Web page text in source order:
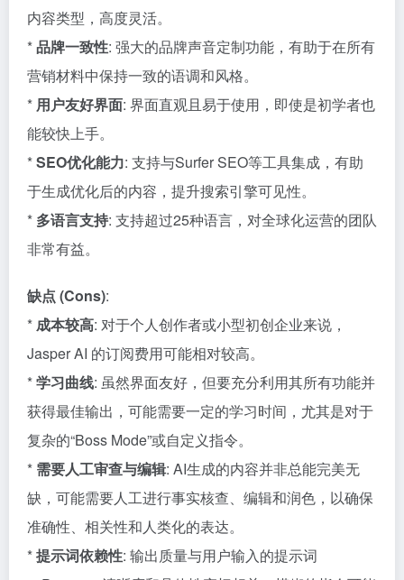
内容类型，高度灵活。
*品牌一致性: 强大的品牌声音定制功能，有助于在所有
营销材料中保持一致的语调和风格。
* 用户友好界面: 界面直观且易于使用，即使是初学者也
能较快上手。
*SEO优化能力: 支持与Surfer SEO等工具集成，有助
于生成优化后的内容，提升搜索引擎可见性。
* 多语言支持: 支持超过25种语言，对全球化运营的团队
非常有益。
缺点 (Cons):
* 成本较高: 对于个人创作者或小型初创企业来说，
Jasper AI 的订阅费用可能相对较高。
*学习曲线: 虽然界面友好，但要充分利用其所有功能并
获得最佳输出，可能需要一定的学习时间，尤其是对于
复杂的“Boss Mode”或自定义指令。
* 需要人工审查与编辑: AI生成的内容并非总能完美无
缺，可能需要人工进行事实核查、编辑和润色，以确保
准确性、相关性和人类化的表达。
*提示词依赖性: 输出质量与用户输入的提示词